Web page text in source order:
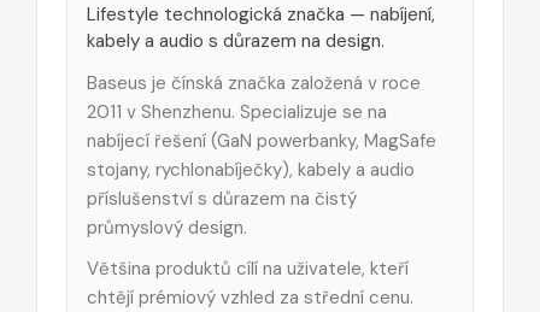
Lifestyle technologická značka — nabíjení,
kabely a audio s důrazem na design.
Baseus je čínská značka založená v roce
2011 v Shenzhenu. Specializuje se na
nabíjecí řešení (GaN powerbanky, MagSafe
stojany, rychlonabíječky), kabely a audio
příslušenství s důrazem na čistý
průmyslový design.
Většina produktů cílí na uživatele, kteří
chtějí prémiový vzhled za střední cenu.